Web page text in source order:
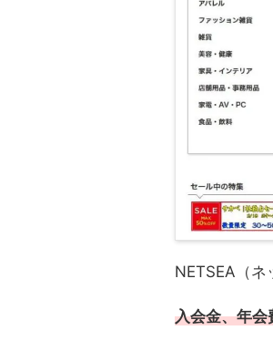
NETSEA（ネ
入会金、年会